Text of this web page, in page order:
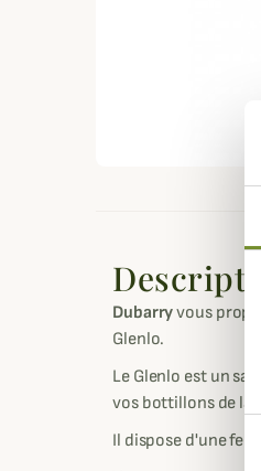
Dubarryvous
Glenlo.
Le Glenlo est un
vos bottillons de la
Il dispose d'une